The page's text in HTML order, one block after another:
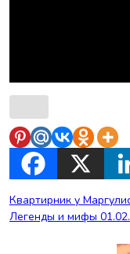
Навигация
по
Квартирник у
Легенды и мифы